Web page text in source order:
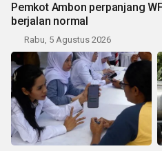
Pemkot Ambon perpanjang
berjalan normal
Rabu, 5 Agustus 2026